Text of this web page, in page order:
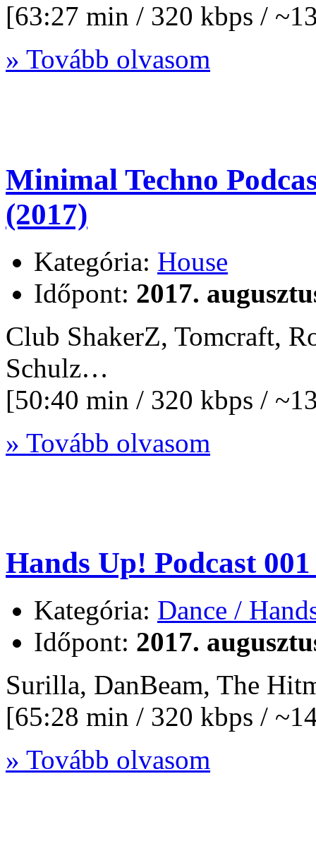
[63:27 min / 320 kbps /
» Tovább olvasom
Minimal Techno
(2017)
Kategória: House
Időpont: 2017.
Club ShakerZ, Tomcraft,
Schulz…
[50:40 min / 320 kbps /
» Tovább olvasom
Hands Up! Podcast
Kategória: Dance /
Időpont: 2017.
Surilla, DanBeam, The
[65:28 min / 320 kbps /
» Tovább olvasom